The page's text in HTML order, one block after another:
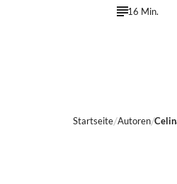
16 Min.
Startseite Autoren